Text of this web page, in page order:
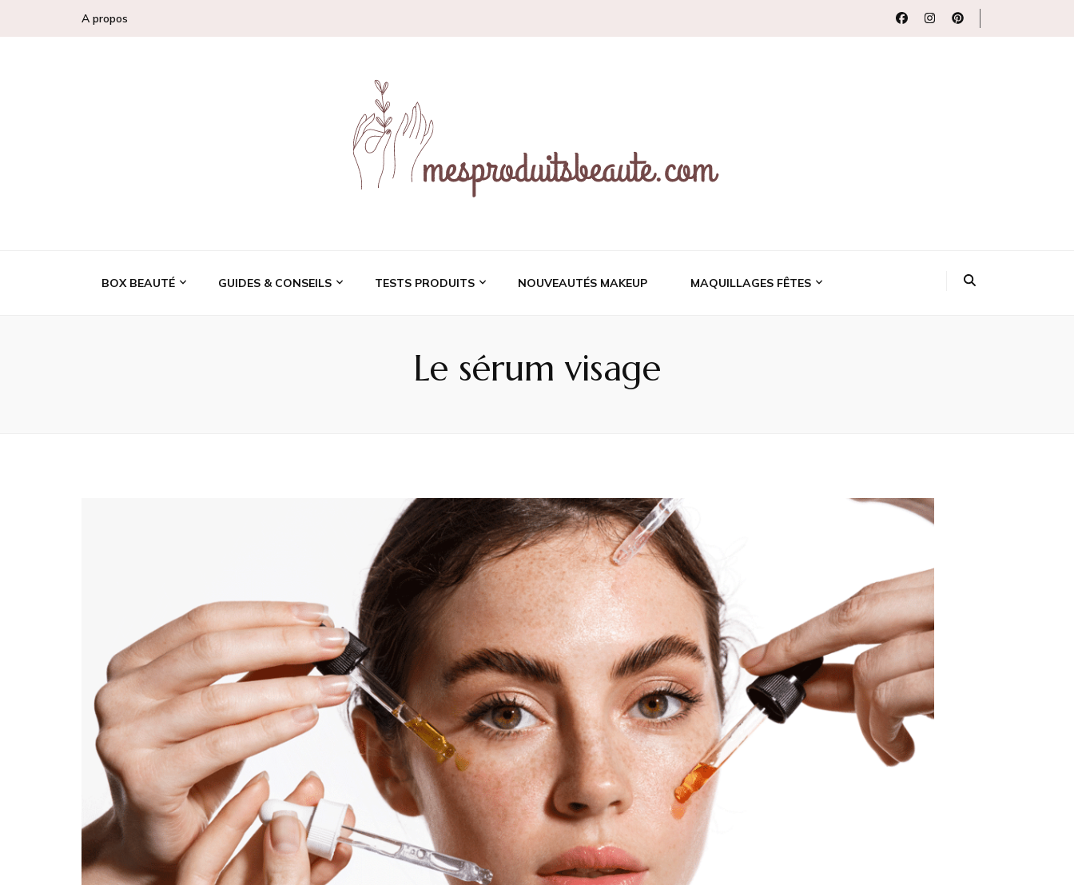
A propos
BOX BEAUTÉ GUIDES & CONSEILS TESTS PRODUITS NOUVEAUTÉS MAKEUP MAQUILLAGES FÊTES
Le sérum visage